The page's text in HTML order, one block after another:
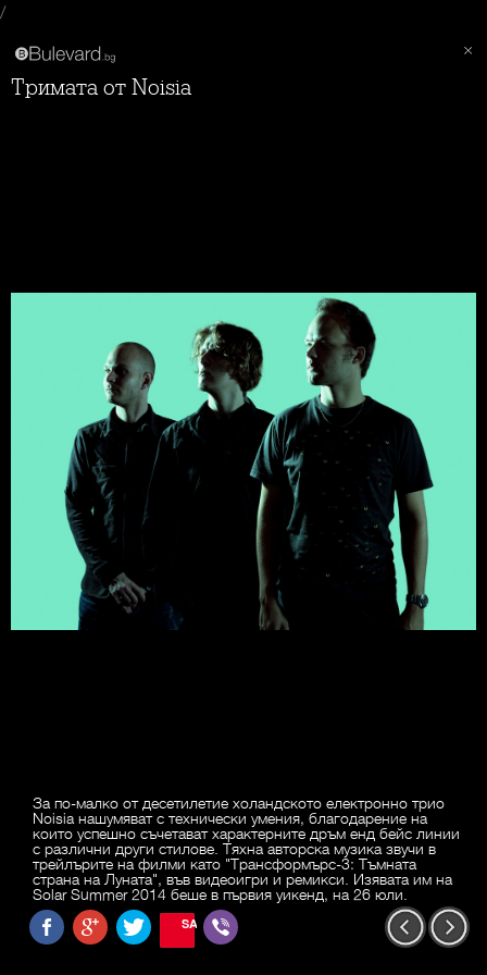
/
Тримата от Noisia
За по-малко от десетилетие холандското електронно трио
Noisia нашумяват с технически умения, благодарение на
които успешно съчетават характерните дръм енд бейс линии
с различни други стилове. Тяхна авторска музика звучи в
трейлърите на филми като "Трансформърс-3: Тъмната
страна на Луната", във видеоигри и ремикси. Изявата им на
Solar Summer 2014 беше в първия уикенд, на 26 юли.
SAVE